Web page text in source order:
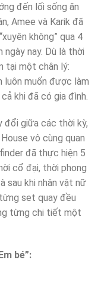
đến lối sống ăn
Amee và Karik đã
không” qua 4
nay. Dù là thời
tại một chân lý:
luôn muốn được làm
khi đã có gia đình.
đổi giữa các thời kỳ,
vô cùng quan
đã thực hiện 5
cổ đại, thời phong
sau khi nhân vật nữ
set quay đều
từng chi tiết một
bé”: